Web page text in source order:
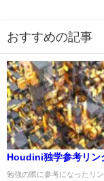
おすすめの記事
Houdini独学参考リン
勉強の際に参考になったリ